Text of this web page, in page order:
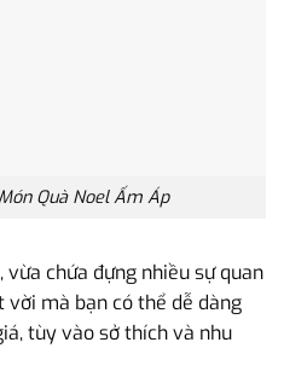
Quà Noel Ấm Áp
chứa đựng nhiều sự quan
mà bạn có thể dễ dàng
tùy vào sở thích và nhu